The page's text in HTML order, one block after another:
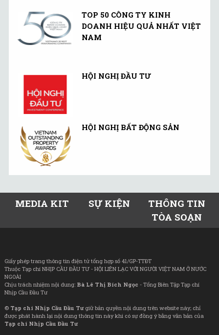
TOP 50 CÔNG TY KINH
DOANH HIỆU QUẢ NHẤT VIỆT
NAM
HỘI NGHỊ ĐẦU TƯ
HỘI NGHỊ BẤT ĐỘNG SẢN
MEDIA KIT SỰ KIỆN
THÔNG TIN
TÒA SOẠN
Giấy phép trang thông tin điện tử tổng hợp số 41/GP-TTĐT
Thuộc Tạp chí NHỊP CẦU ĐẦU TƯ - HỘI LIÊN LẠC VỚI NGƯỜI VIỆT NAM Ở NƯỚC
NGOÀI
Chịu trách nhiệm nội dung: Bà Lê Thị Bích Ngọc - Tổng Biên Tập Tạp chí
Nhịp Cầu Đầu Tư
© Tạp chí Nhịp Cầu Đầu Tưgiữ bản quyền nội dung trên website này; chỉ
được phát hành lại nội dung thông tin này khi có sự đồng ý bằng văn bản của
Tạp chí Nhịp Cầu Đầu Tư